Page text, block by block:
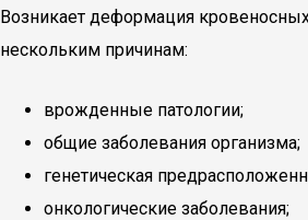
Возникает деформация
нескольким причинам:
врожденные патологии;
общие заболевания организма;
генетическая
онкологические заболевания;